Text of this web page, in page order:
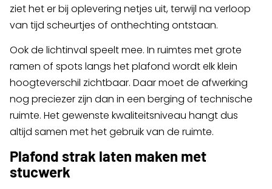
ziet het er bij oplevering netjes uit, terwijl na verloop
van tijd scheurtjes of onthechting ontstaan.
Ook de lichtinval speelt mee. In ruimtes met grote
ramen of spots langs het plafond wordt elk klein
hoogteverschil zichtbaar. Daar moet de afwerking
nog preciezer zijn dan in een berging of technische
ruimte. Het gewenste kwaliteitsniveau hangt dus
altijd samen met het gebruik van de ruimte.
Plafond strak laten maken met
stucwerk